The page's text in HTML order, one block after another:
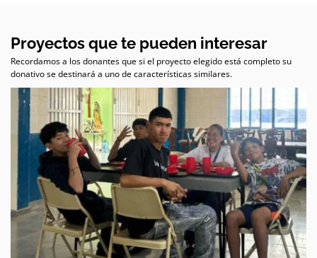
Proyectos que te pueden interesar
Recordamos a los donantes que si el proyecto elegido está completo su
donativo se destinará a uno de características similares.